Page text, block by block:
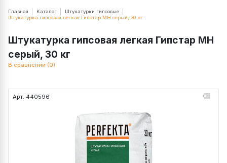
Главная Каталог
Штукатурки гипсовые
Штукатурка гипсовая легкая Гипстар МН серый, 30 кг
Штукатурка гипсовая легкая Гипстар МН
серый, 30 кг
В сравнении (0)
Арт. 440596